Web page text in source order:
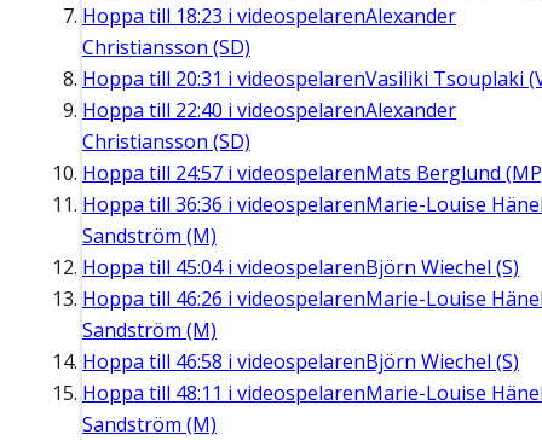
Hoppa till 18:23 i videospelarenAlexander
Christiansson (SD)
Hoppa till 20:31 i videospelarenVasiliki Tsouplaki
Hoppa till 22:40 i videospelarenAlexander
Christiansson (SD)
Hoppa till 24:57 i videospelarenMats Berglund
Hoppa till 36:36 i videospelarenMarie-Louise
Sandström (M)
Hoppa till 45:04i videospelarenBjörn Wiechel (S)
Hoppa till 46:26 i videospelarenMarie-Louise
Sandström (M)
Hoppa till 46:58 i videospelarenBjörn Wiechel (S)
Hoppa till 48:11 i videospelarenMarie-Louise
Sandström (M)